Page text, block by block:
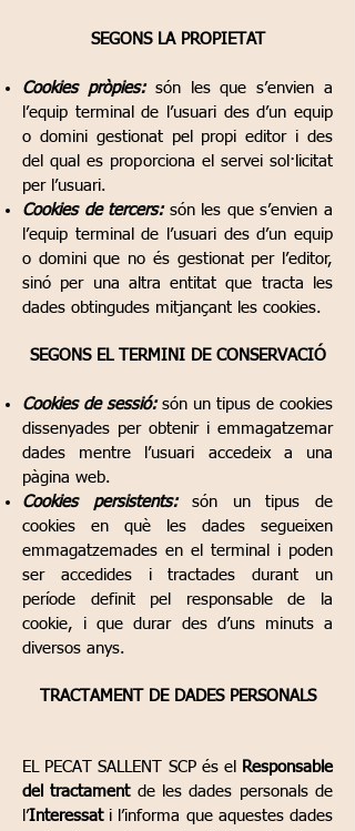
SEGONS LA PROPIETAT
Cookies pròpies:són les que s’envien a
l’equip terminal de l’usuari des d’un equip
o domini gestionat pel propi editor i des
del qual es proporciona el servei sol·licitat
per l’usuari.
Cookies de tercers:són les que s’envien a
l’equip terminal de l’usuari des d’un equip
o domini que no és gestionat per l’editor,
sinó per una altra entitat que tracta les
dades obtingudes mitjançant les cookies.
SEGONS EL TERMINI DE CONSERVACIÓ
Cookies de sessió:són un tipus de cookies
dissenyades per obtenir i emmagatzemar
dades mentre l’usuari accedeix a una
pàgina web.
Cookies persistents:són un tipus de
cookies en què les dades segueixen
emmagatzemades en el terminal i poden
ser accedides i tractades durant un
període definit pel responsable de la
cookie, i que durar des d’uns minuts a
diversos anys.
TRACTAMENT DE DADES PERSONALS
EL PECAT SALLENT SCP és el
Responsable
del tractamentde les dades personals de
l’Interessati l’informa que aquestes dades